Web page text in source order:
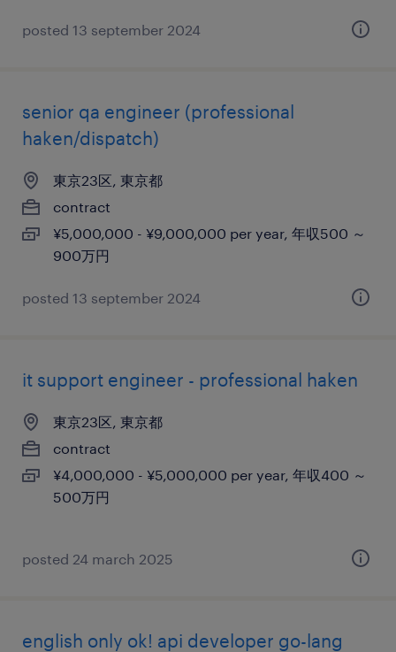
posted 13 september 2024
senior qa engineer (professional
haken/dispatch)
東京23区, 東京都
contract
¥5,000,000 - ¥9,000,000 per year, 年収500 ～
900万円
posted 13 september 2024
it support engineer - professional haken
東京23区, 東京都
contract
¥4,000,000 - ¥5,000,000 per year, 年収400 ～
500万円
posted 24 march 2025
english only ok! api developer go-lang